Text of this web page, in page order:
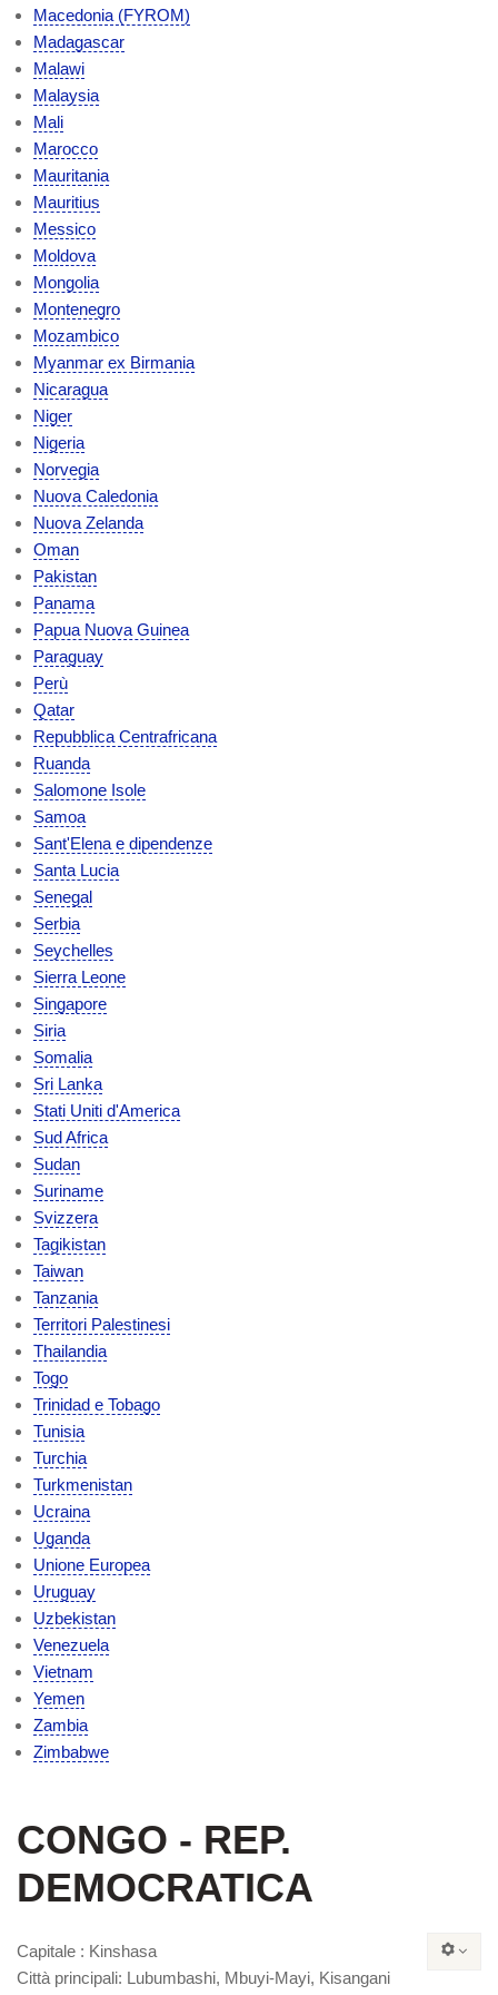
Macedonia (FYROM)
Madagascar
Malawi
Malaysia
Mali
Marocco
Mauritania
Mauritius
Messico
Moldova
Mongolia
Montenegro
Mozambico
Myanmar ex Birmania
Nicaragua
Niger
Nigeria
Norvegia
Nuova Caledonia
Nuova Zelanda
Oman
Pakistan
Panama
Papua Nuova Guinea
Paraguay
Perù
Qatar
Repubblica Centrafricana
Ruanda
Salomone Isole
Samoa
Sant'Elena e dipendenze
Santa Lucia
Senegal
Serbia
Seychelles
Sierra Leone
Singapore
Siria
Somalia
Sri Lanka
Stati Uniti d'America
Sud Africa
Sudan
Suriname
Svizzera
Tagikistan
Taiwan
Tanzania
Territori Palestinesi
Thailandia
Togo
Trinidad e Tobago
Tunisia
Turchia
Turkmenistan
Ucraina
Uganda
Unione Europea
Uruguay
Uzbekistan
Venezuela
Vietnam
Yemen
Zambia
Zimbabwe
CONGO - REP.
DEMOCRATICA
Capitale : Kinshasa
Città principali: Lubumbashi, Mbuyi-Mayi, Kisangani